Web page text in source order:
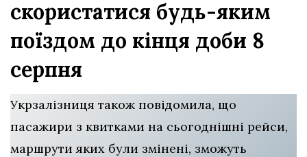
скористатися будь-яким
поїздом до кінця доби 8
серпня
Укрзалізниця також повідомила, що
пасажири з квитками на сьогоднішні рейси,
маршрути яких були змінені, зможуть